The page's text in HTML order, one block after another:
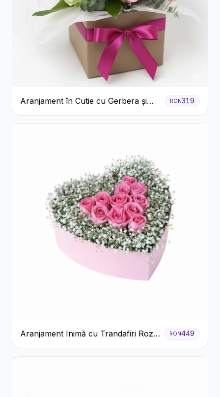
Aranjament în Cutie cu Gerbera și
Trandafiri Roz
RON319
Aranjament Inimă cu Trandafiri Roz
și Gypsophila Albă
RON449